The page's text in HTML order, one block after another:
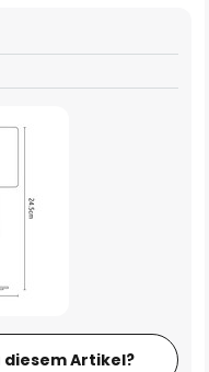
diesem Artikel?